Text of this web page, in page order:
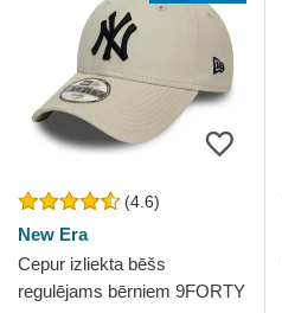
(4.6)
New Era
Cepur izliekta bēšs
regulējams bērniem 9FORTY